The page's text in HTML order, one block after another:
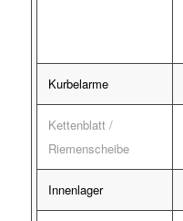
Kurbelarme
Kettenblatt /
Riemenscheibe
Innenlager